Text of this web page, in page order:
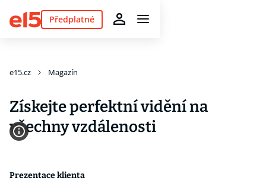
Předplatné
e15.cz Magazín
Získejte perfektní vidění na
všechny vzdálenosti
Prezentace klienta